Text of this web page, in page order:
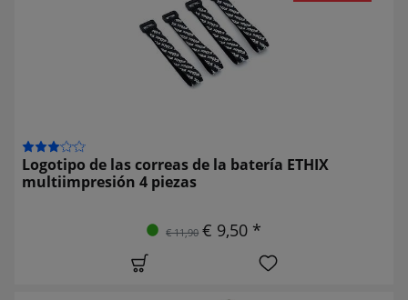
Logotipo de las correas de la batería ETHIX
multiimpresión 4 piezas
€ 11,90 € 9,50 *